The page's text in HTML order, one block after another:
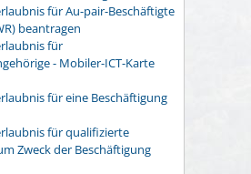
für Au-pair-Beschäftigte
beantragen
für
- Mobiler-ICT-Karte
für eine Beschäftigung
für qualifizierte
Zweck der Beschäftigung